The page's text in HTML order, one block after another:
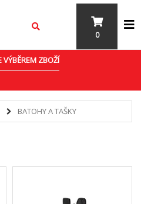
0
VÝBĚREM ZBOŽÍ
BATOHY A TAŠKY